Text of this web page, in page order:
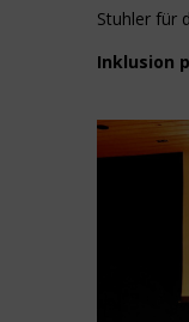
Stuhler für
Inklusion